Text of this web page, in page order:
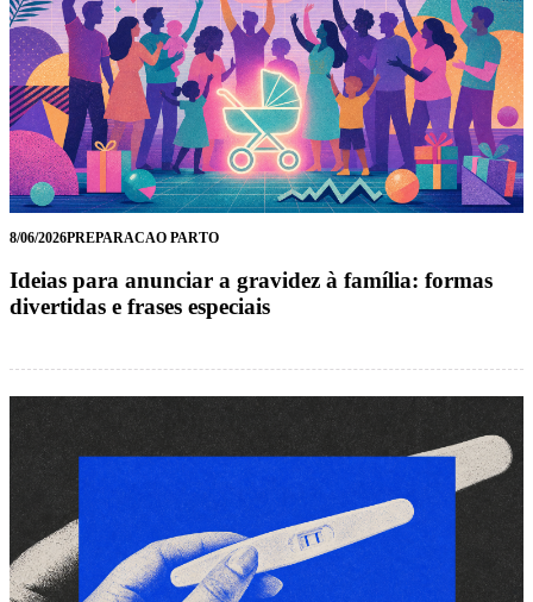
8/06/2026PREPARACAO PARTO
Ideias para anunciar a gravidez à família: formas
divertidas e frases especiais